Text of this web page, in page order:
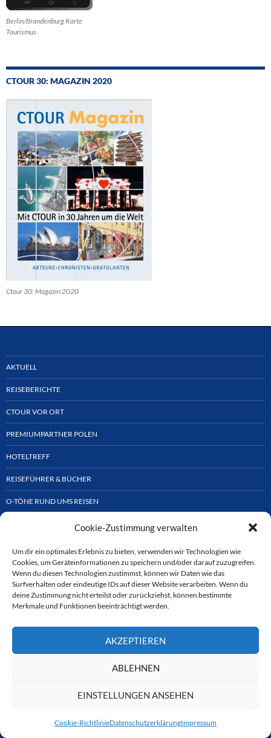
Cookie-Zustimmung verwalten
Um dir ein optimales Erlebnis zu bieten, verwenden wir Technologien wie
Cookies, um Geräteinformationen zu speichern und/oder darauf zuzugreifen.
Wenn du diesen Technologien zustimmst, können wir Daten wie das
Surfverhalten oder eindeutige IDs auf dieser Website verarbeiten. Wenn du
deine Zustimmung nicht erteilst oder zurückziehst, können bestimmte
Merkmale und Funktionen beeinträchtigt werden.
AKZEPTIEREN
ABLEHNEN
EINSTELLUNGEN ANSEHEN
Cookie-RichtlinieDatenschutzerklärungImpressum
Berlin/Brandenburg Karte
Tourismus
CTOUR 30: MAGAZIN 2020
Ctour 30: Magazin 2020
AKTUELL
REISEBERICHTE
CTOUR VOR ORT
PREMIUMPARTNER POLEN
HOTELTREFF
REISEFÜHRER & BÜCHER
O-TÖNE RUND UMS REISEN
Suchen
nach: